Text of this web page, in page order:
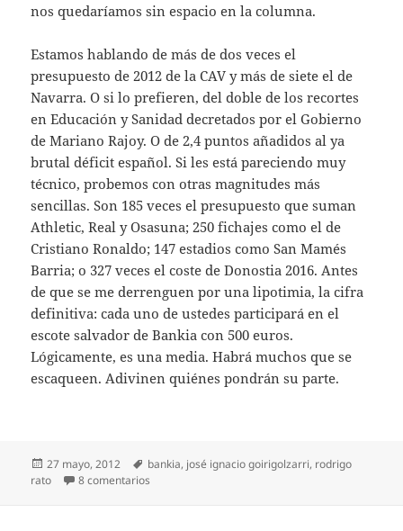
nos quedaríamos sin espacio en la columna.
Estamos hablando de más de dos veces el
presupuesto de 2012 de la CAV y más de siete el de
Navarra. O si lo prefieren, del doble de los recortes
en Educación y Sanidad decretados por el Gobierno
de Mariano Rajoy. O de 2,4 puntos añadidos al ya
brutal déficit español. Si les está pareciendo muy
técnico, probemos con otras magnitudes más
sencillas. Son 185 veces el presupuesto que suman
Athletic, Real y Osasuna; 250 fichajes como el de
Cristiano Ronaldo; 147 estadios como San Mamés
Barria; o 327 veces el coste de Donostia 2016. Antes
de que se me derrenguen por una lipotimia, la cifra
definitiva: cada uno de ustedes participará en el
escote salvador de Bankia con 500 euros.
Lógicamente, es una media. Habrá muchos que se
escaqueen. Adivinen quiénes pondrán su parte.
Publicado
el
27 mayo, 2012 Etiquetas
bankia, josé ignacio goirigolzarri, rodrigo
rato
8 comentarios